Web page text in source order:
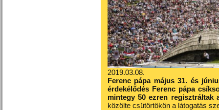
2019.03.08.
Ferenc pápa május 31. és
érdekélődés Ferenc pápa
mintegy 50 ezren regisztráltak
közölte csütörtökön a látogatás